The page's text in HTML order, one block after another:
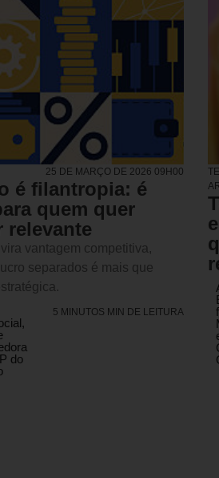
25 DE MARÇO DE 2026 09H00
é filantropia: é
quem quer
relevante
vantagem competitiva,
separados é mais que
do
5 MINUTOS MIN DE LEITURA